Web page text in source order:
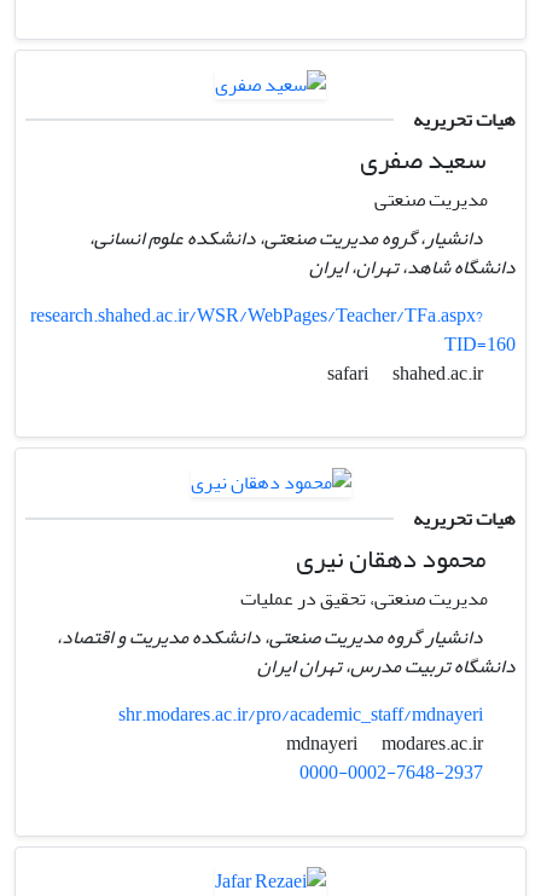
هیات تحریریه
سعید صفری
مدیریت صنعتی
دانشیار، گروه مدیریت صنعتی، دانشکده علوم انسانی،
دانشگاه شاهد،‌ تهران،‌ ایران
research.shahed.ac.ir/WSR/WebPages/Teacher/TFa.aspx?
TID=160
safari
shahed.ac.ir
هیات تحریریه
محمود دهقان نیری
مدیریت صنعتی، تحقیق در عملیات
دانشیار گروه مدیریت صنعتی، دانشکده مدیریت و اقتصاد،
دانشگاه تربیت مدرس، تهران ایران
shr.modares.ac.ir/pro/academic_staff/mdnayeri
mdnayeri
modares.ac.ir
0000-0002-7648-2937